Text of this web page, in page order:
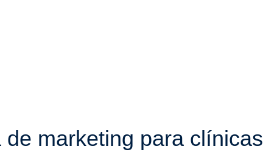
de marketing para clínicas